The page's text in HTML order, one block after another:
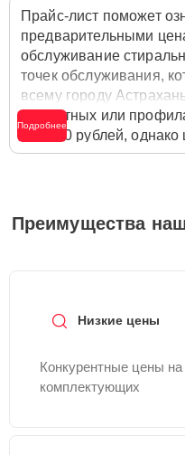
Прайс-лист поможет
предварительными
обслуживание
точек обслуживания,
всему городу
ремонтных или
от 1750 рублей,
комплектующих могут
службы заботы о
стоимости ремонта
Подробнее
Преимущества
Низкие цены
Конкурентные цены
комплектующих